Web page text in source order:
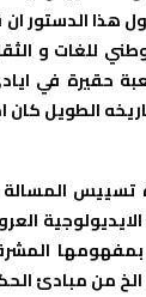
هذا الدستور
للغات و
حقيرة في
الطويل
المسالة
الخ من مبادئ